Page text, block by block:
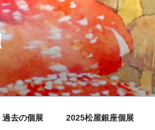
過去の個展 2025松屋銀座個展